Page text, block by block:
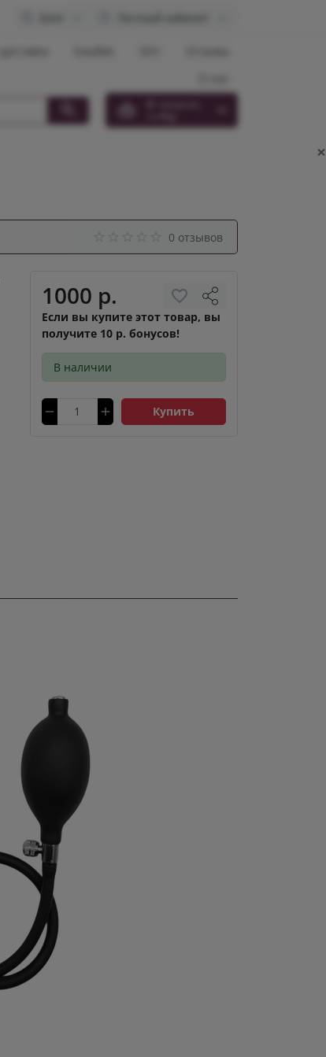
×
0 отзывов
1000 р.
Если вы купите этот товар, вы
получите 10 р. бонусов!
В наличии
Купить